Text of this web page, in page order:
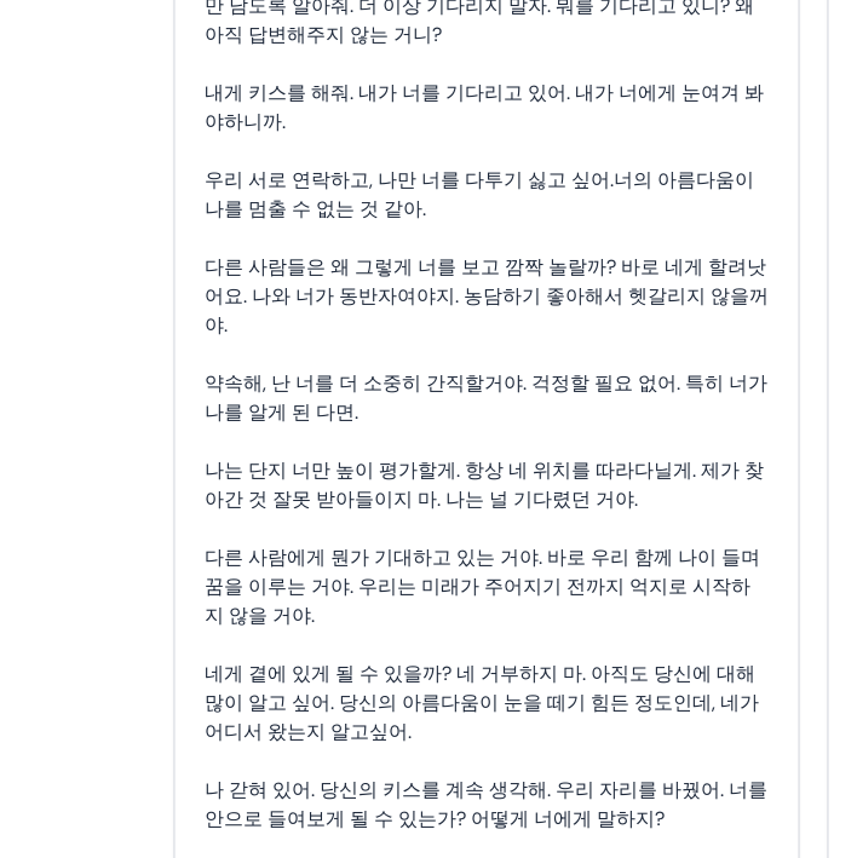
만 남도록 알아줘. 더 이상 기다리지 말자. 뭐를 기다리고 있니? 왜
아직 답변해주지 않는 거니?
내게 키스를 해줘. 내가 너를 기다리고 있어. 내가 너에게 눈여겨 봐
야하니까.
우리 서로 연락하고, 나만 너를 다투기 싫고 싶어.너의 아름다움이
나를 멈출 수 없는 것 같아.
다른 사람들은 왜 그렇게 너를 보고 깜짝 놀랄까? 바로 네게 할려낫
어요. 나와 너가 동반자여야지. 농담하기 좋아해서 헷갈리지 않을꺼
야.
약속해, 난 너를 더 소중히 간직할거야. 걱정할 필요 없어. 특히 너가
나를 알게 된 다면.
나는 단지 너만 높이 평가할게. 항상 네 위치를 따라다닐게. 제가 찾
아간 것 잘못 받아들이지 마. 나는 널 기다렸던 거야.
다른 사람에게 뭔가 기대하고 있는 거야. 바로 우리 함께 나이 들며
꿈을 이루는 거야. 우리는 미래가 주어지기 전까지 억지로 시작하
지 않을 거야.
네게 곁에 있게 될 수 있을까? 네 거부하지 마. 아직도 당신에 대해
많이 알고 싶어. 당신의 아름다움이 눈을 떼기 힘든 정도인데, 네가
어디서 왔는지 알고싶어.
나 갇혀 있어. 당신의 키스를 계속 생각해. 우리 자리를 바꿨어. 너를
안으로 들여보게 될 수 있는가? 어떻게 너에게 말하지?